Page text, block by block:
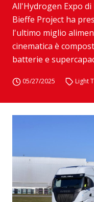
All'Hydrogen Expo di
Bieffe Project ha
l'ultimo miglio
cinematica è
batterie e
05/27/2025 Light